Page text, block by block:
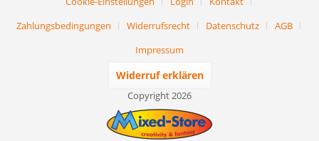
Zahlungsbedingungen
Widerrufsrecht Datenschutz
AGB
Impressum
Widerruf erklären
Copyright 2026